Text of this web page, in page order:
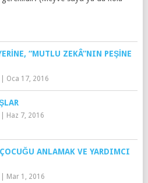
“MUTLU ZEKÂ”NIN PEŞINE
Oca 17, 2016
Haz 7, 2016
ANLAMAK VE YARDIMCI
Mar 1, 2016